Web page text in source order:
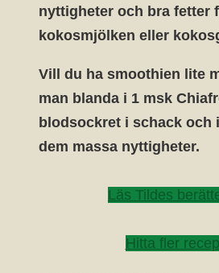
nyttigheter och bra fetter
kokosmjölken eller
Vill du ha smoothien lite
man blanda i 1 msk
blodsockret i schack och
dem massa nyttigheter.
Läs Tildes
Hitta fler